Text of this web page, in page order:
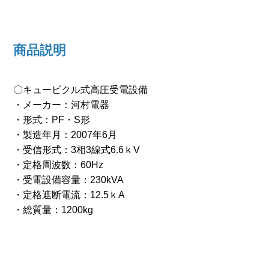
商品説明
〇キュービクル式高圧受電設備
・メーカー：河村電器
・形式：PF・S形
・製造年月：2007年6月
・受信形式：3相3線式6.6ｋV
・定格周波数：60Hz
・受電設備容量：230kVA
・定格遮断電流：12.5ｋA
・総質量：1200kg